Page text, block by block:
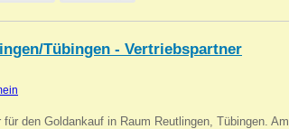
Tübingen - Vertriebspartner
den Goldankauf in Raum Reutlingen, Tübingen. Am